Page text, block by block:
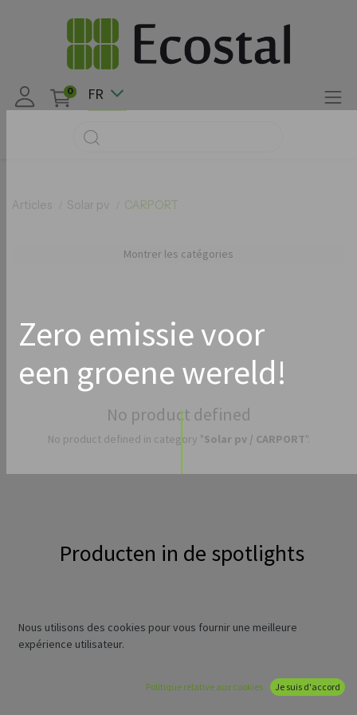
0 FR
Articles Solar pv CARPORT
Montrer les catégories
No product defined
No product defined in category "Solar pv / CARPORT".
Zero emissie voor
een groene wereld!
Producten in de spotlights
Nous utilisons des cookies pour vous fournir une meilleure
expérience utilisateur.
Politique relative aux cookies Je suis d'accord